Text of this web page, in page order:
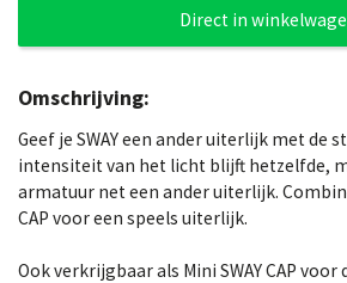
Direct in
Omschrijving:
Geef je SWAY een ander uiterlijk met de
intensiteit van het licht blijft hetzelfde,
armatuur net een ander uiterlijk.
CAP voor een speels uiterlijk.
Ook verkrijgbaar als Mini SWAY CAP voor